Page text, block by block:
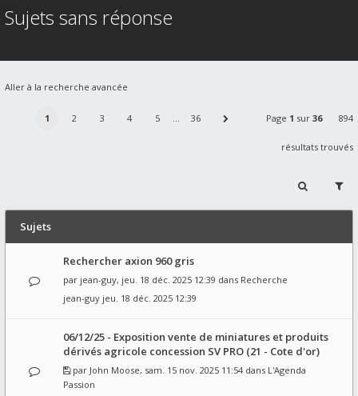
Sujets sans réponse
Aller à la recherche avancée
1 2 3 4 5 … 36 Page 1 sur 36 894
résultats trouvés
Sujets
Rechercher axion 960 gris
par jean-guy, jeu. 18 déc. 2025 12:39 dans Recherche
jean-guy jeu. 18 déc. 2025 12:39
06/12/25 - Exposition vente de miniatures et produits
dérivés agricole concession SV PRO (21 - Cote d'or)
par John Moose, sam. 15 nov. 2025 11:54 dans L'Agenda
Passion